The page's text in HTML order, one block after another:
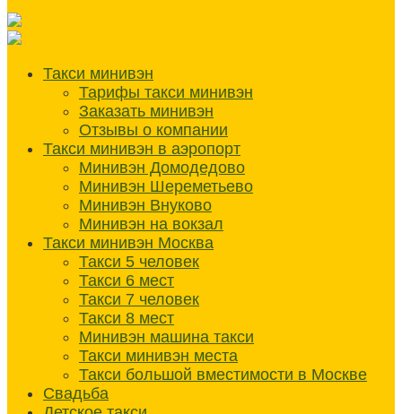
Такси минивэн
Тарифы такси минивэн
Заказать минивэн
Отзывы о компании
Такси минивэн в аэропорт
Минивэн Домодедово
Минивэн Шереметьево
Минивэн Внуково
Минивэн на вокзал
Такси минивэн Москва
Такси 5 человек
Такси 6 мест
Такси 7 человек
Такси 8 мест
Минивэн машина такси
Такси минивэн места
Такси большой вместимости в Москве
Свадьба